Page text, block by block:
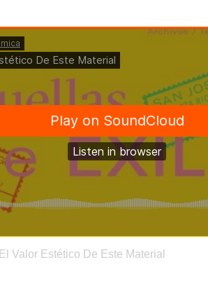
El Valor Estético De Este Material